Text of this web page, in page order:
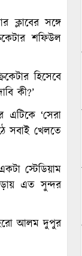
ক্লাবের সঙ্গে
শফিউল
হিসেবে
কী?’
এটিকে ‘সেরা
সবাই খেলতে
স্টেডিয়াম
এত সুন্দর
আলম দুপুর